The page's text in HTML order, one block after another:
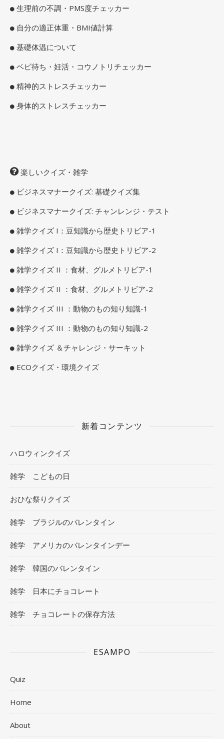
生理前の不調・PMS度チェッカー
自分の適正体重・BMI値計算
基礎体温について
ベビ待ち・妊活・コウノトリチェッカー
精神的ストレスチェッカー
身体的ストレスチェッカー
楽しいクイズ・雑学
ビジネスマナークイズ: 基礎クイズ集
ビジネスマナークイズ: チャンレンジ・テスト
雑学クイズ I：豆知識から歴史トリビア-1
雑学クイズ I：豆知識から歴史トリビア-2
雑学クイズ II ：食材、グルメトリビア-1
雑学クイズ II ：食材、グルメトリビア-2
雑学クイズ III ：動物のもの知り知識-1
雑学クイズ III ：動物のもの知り知識-2
雑学クイズ ＆チャレンジ・サーキット
ECOクイズ・環境クイズ
新着コンテンツ
ハロウィンクイズ
雑学 こどもの日
おひな祭りクイズ
雑学 ブラジルのバレンタイン
雑学 アメリカのバレンタインデー
雑学 韓国のバレンタイン
雑学 日本にチョコレート
雑学 チョコレートの保存方法
ESAMPO
Quiz
Home
About